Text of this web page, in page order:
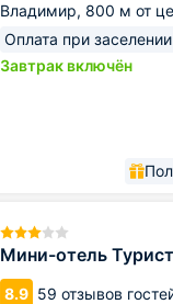
Владимир, 800 м от
Оплата при заселении
Завтрак включён
Мини-отель Турист
8.9 59 отзывов